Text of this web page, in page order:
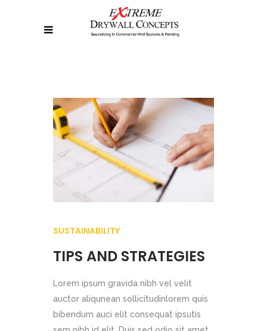
SUSTAINABILITY
TIPS AND STRATEGIES
Lorem ipsum gravida nibh vel velit
auctor aliqunean sollicitudinlorem quis
bibendum auci elit consequat ipsutis